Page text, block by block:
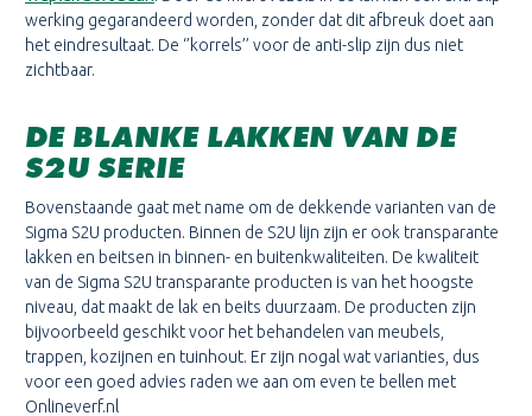
werking gegarandeerd worden, zonder dat dit afbreuk doet aan
het eindresultaat. De ‘’korrels’’ voor de anti-slip zijn dus niet
zichtbaar.
DE BLANKE LAKKEN VAN DE
S2U SERIE
Bovenstaande gaat met name om de dekkende varianten van de
Sigma S2U producten. Binnen de S2U lijn zijn er ook transparante
lakken en beitsen in binnen- en buitenkwaliteiten. De kwaliteit
van de Sigma S2U transparante producten is van het hoogste
niveau, dat maakt de lak en beits duurzaam. De producten zijn
bijvoorbeeld geschikt voor het behandelen van meubels,
trappen, kozijnen en tuinhout. Er zijn nogal wat varianties, dus
voor een goed advies raden we aan om even te bellen met
Onlineverf.nl